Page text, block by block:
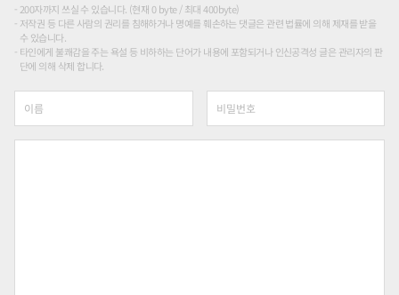
200자까지 쓰실 수 있습니다. (현재 0 byte / 최대 400byte)
저작권 등 다른 사람의 권리를 침해하거나 명예를 훼손하는 댓글은 관련 법률에 의해 제재를 받을
수 있습니다.
타인에게 불쾌감을 주는 욕설 등 비하하는 단어가 내용에 포함되거나 인신공격성 글은 관리자의 판
단에 의해 삭제 합니다.